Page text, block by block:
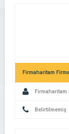
Firmaharitam
Firmaharitam
Belirtilmemiş